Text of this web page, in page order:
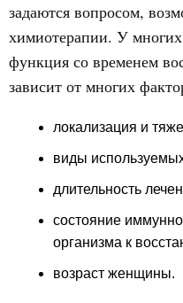
задаются вопросом,
химиотерапии. У
функция со временем
зависит от многих
локализация и
виды
длительность
состояние
организма к
возраст женщины.